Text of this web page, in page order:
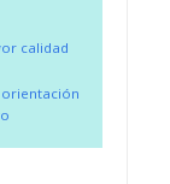
calidad